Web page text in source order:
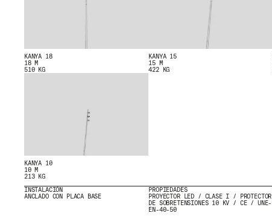
KANYA 18
18 M
510 KG
KANYA 15
15 M
422 KG
KANYA 10
10 M
213 KG
INSTALACIÓN
ANCLADO CON PLACA BASE
PROPIEDADES
PROYECTOR LED / CLASE I / PROTECTOR
DE SOBRETENSIONES 10 KV / CE / UNE-
EN-40-50
PROYECTOS
DISEÑADORES
FB